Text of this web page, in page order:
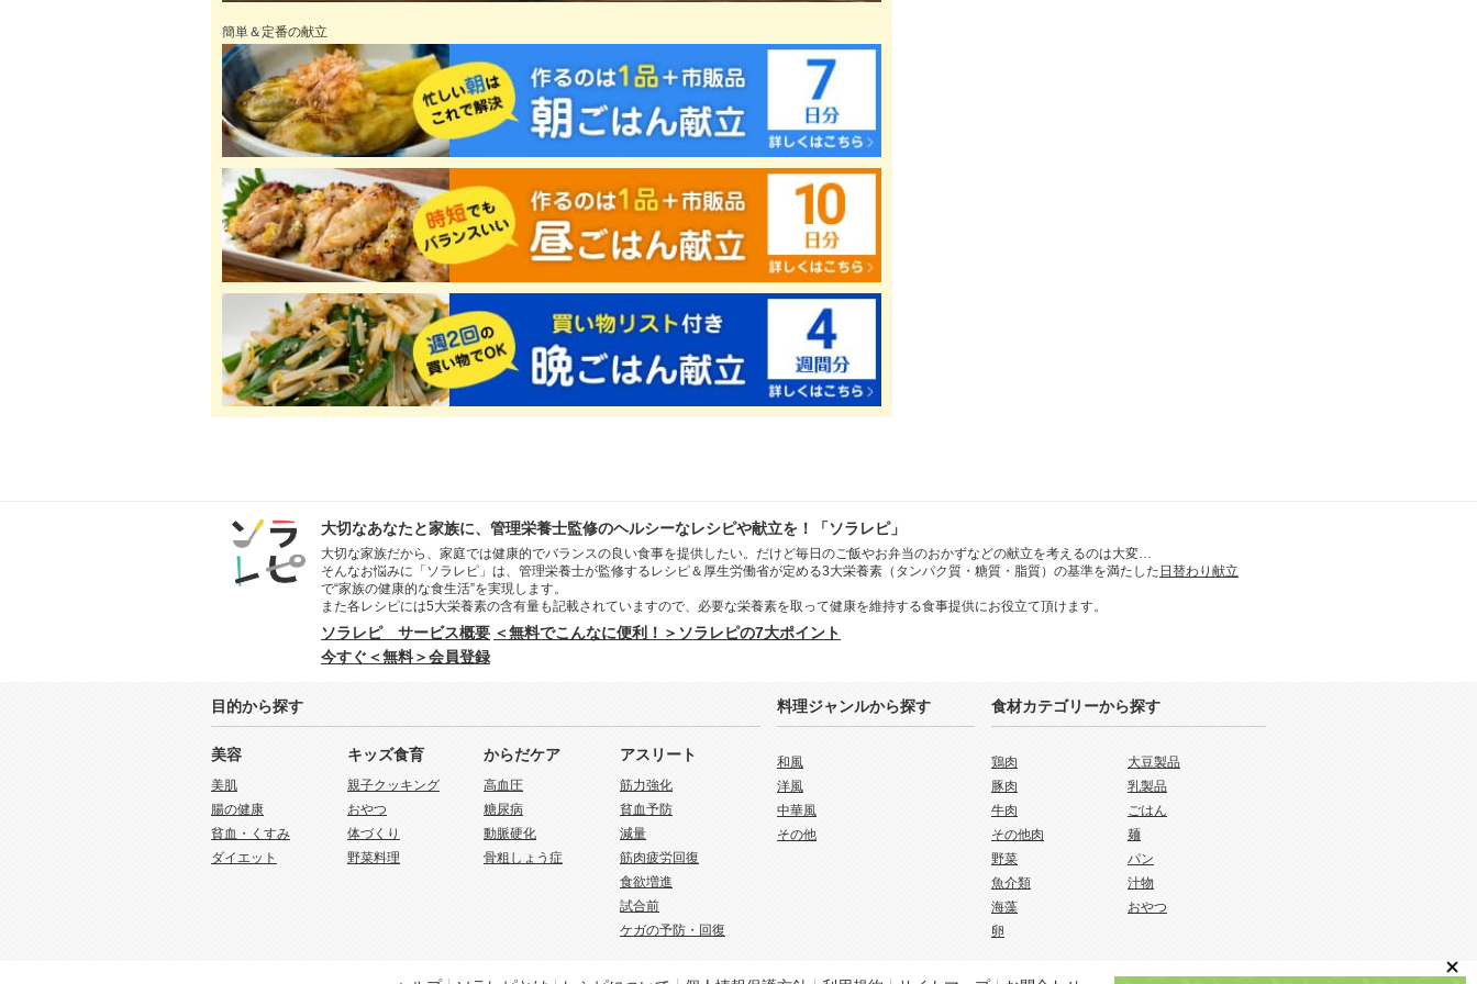
簡単＆定番の献立
大切なあなたと家族に、管理栄養士監修のヘルシーなレシピや献立を！「ソラレピ」
大切な家族だから、家庭では健康的でバランスの良い食事を提供したい。だけど毎日のご飯やお弁当のおかずなどの献立を考えるのは大変…
そんなお悩みに「ソラレピ」は、管理栄養士が監修するレシピ＆厚生労働省が定める3大栄養素（タンパク質・糖質・脂質）の基準を満たした 日替わり献立
で“家族の健康的な食生活”を実現します。
また各レシピには5大栄養素の含有量も記載されていますので、必要な栄養素を取って健康を維持する食事提供にお役立て頂けます。
ソラレピ サービス概要 ＜無料でこんなに便利！＞ソラレピの7大ポイント
今すぐ＜無料＞会員登録
目的から探す
美容
美肌
腸の健康
貧血・くすみ
ダイエット
キッズ食育
親子クッキング
おやつ
体づくり
野菜料理
からだケア
高血圧
糖尿病
動脈硬化
骨粗しょう症
アスリート
筋力強化
貧血予防
減量
筋肉疲労回復
食欲増進
試合前
ケガの予防・回復
料理ジャンルから探す
和風
洋風
中華風
その他
食材カテゴリーから探す
鶏肉
豚肉
牛肉
その他肉
野菜
魚介類
海藻
卵
大豆製品
乳製品
ごはん
麺
パン
汁物
おやつ